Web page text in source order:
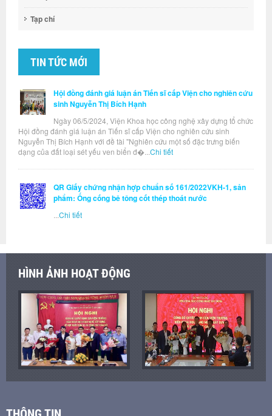
Tạp chí
TIN TỨC MỚI
Hội đồng đánh giá luận án Tiến sĩ cấp Viện cho nghiên cứu
sinh Nguyễn Thị Bích Hạnh
Ngày 06/5/2024, Viện Khoa học công nghệ xây dựng tổ chức
Hội đồng đánh giá luận án Tiến sĩ cấp Viện cho nghiên cứu sinh
Nguyễn Thị Bích Hạnh với đề tài "Nghiên cứu một số đặc trưng biến
dạng của đất loại sét yếu ven biển đ�... Chi tiết
QR Giấy chứng nhận hợp chuẩn số 161/2022VKH-1, sản
phẩm: Ống cống bê tông cốt thép thoát nước
Chi tiết
HÌNH ẢNH HOẠT ĐỘNG